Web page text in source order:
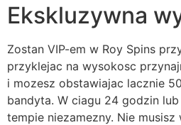
Ekskluzywna
Zostan VIP-em w Roy Spins
przyklejac na wysokosc
i mozesz obstawiajac lacznie
bandyta. W ciagu 24 godzin
tempie niezamezny. Nie